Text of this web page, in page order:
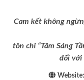
Cam kết không
tôn chỉ “Tâm Sáng
đối với
Website: